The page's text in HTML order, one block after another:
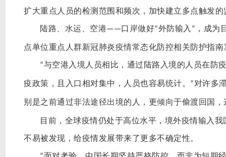
扩大重点人员的检测范围和频次，加快建立多点触发
陆路、水运、空港——口岸做好“外防输入 ” ，成为
点单位重点人群新冠肺炎疫情常态化防控相关防护指
“与空港入境人员相比，通过陆路入境的人员在防
疫政策，且入口相对集中，人员也容易统计。 “对许多
别是之前通过非法途径出境的人，更倾向于偷渡回国
目前，全球疫情仍处于高位水平，境外疫情输入
不易被发现，给疫情发展带来了更多不确定性。